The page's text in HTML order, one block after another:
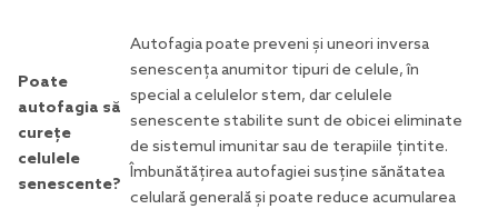
Poate
autofagia să
curețe
celulele
senescente?
Autofagia poate preveni și uneori inversa
senescența anumitor tipuri de celule, în
special a celulelor stem, dar celulele
senescente stabilite sunt de obicei eliminate
de sistemul imunitar sau de terapiile țintite.
Îmbunătățirea autofagiei susține sănătatea
celulară generală și poate reduce acumularea